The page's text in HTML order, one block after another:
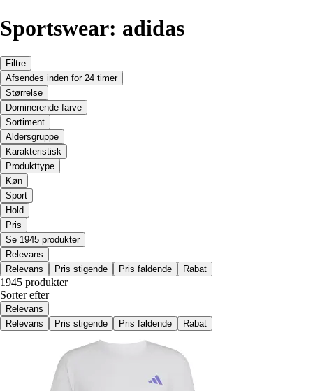
Sportswear: adidas
Filtre
Afsendes inden for 24 timer
Størrelse
Dominerende farve
Sortiment
Aldersgruppe
Karakteristisk
Produkttype
Køn
Sport
Hold
Pris
Se 1945 produkter
Relevans
Relevans
Pris stigende Pris faldende Rabat
1945 produkter
Sorter efter
Relevans
Relevans
Pris stigende Pris faldende Rabat